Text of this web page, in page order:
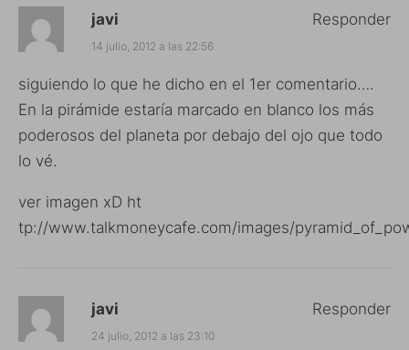
javi
14 julio, 2012 a las 22:56
siguiendo lo que he dicho en el 1er comentario….
En la pirámide estaría marcado en blanco los más
poderosos del planeta por debajo del ojo que todo
lo vé.
ver imagen xD ht
tp://www.talkmoneycafe.com/images/
Responder
javi
24 julio, 2012 a las 23:10
Responder